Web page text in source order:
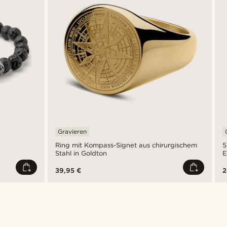
Ring mit Kompass-Signet aus chirurgischem
Stahl in Goldton
Gravieren
39,95 €